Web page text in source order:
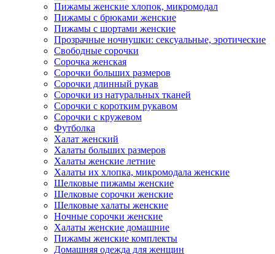
Пижамы женские хлопок, микромодал
Пижамы с брюками женские
Пижамы с шортами женские
Прозрачные ночнушки: сексуальные, эротические
Свободные сорочки
Сорочка женская
Сорочки больших размеров
Сорочки длинный рукав
Сорочки из натуральных тканей
Сорочки с коротким рукавом
Сорочки с кружевом
Футболка
Халат женский
Халаты больших размеров
Халаты женские летние
Халаты их хлопка, микромодала женские
Шелковые пижамы женские
Шелковые сорочки женские
Шелковые халаты женские
Ночные сорочки женские
Халаты женские домашние
Пижамы женские комплекты
Домашняя одежда для женщин